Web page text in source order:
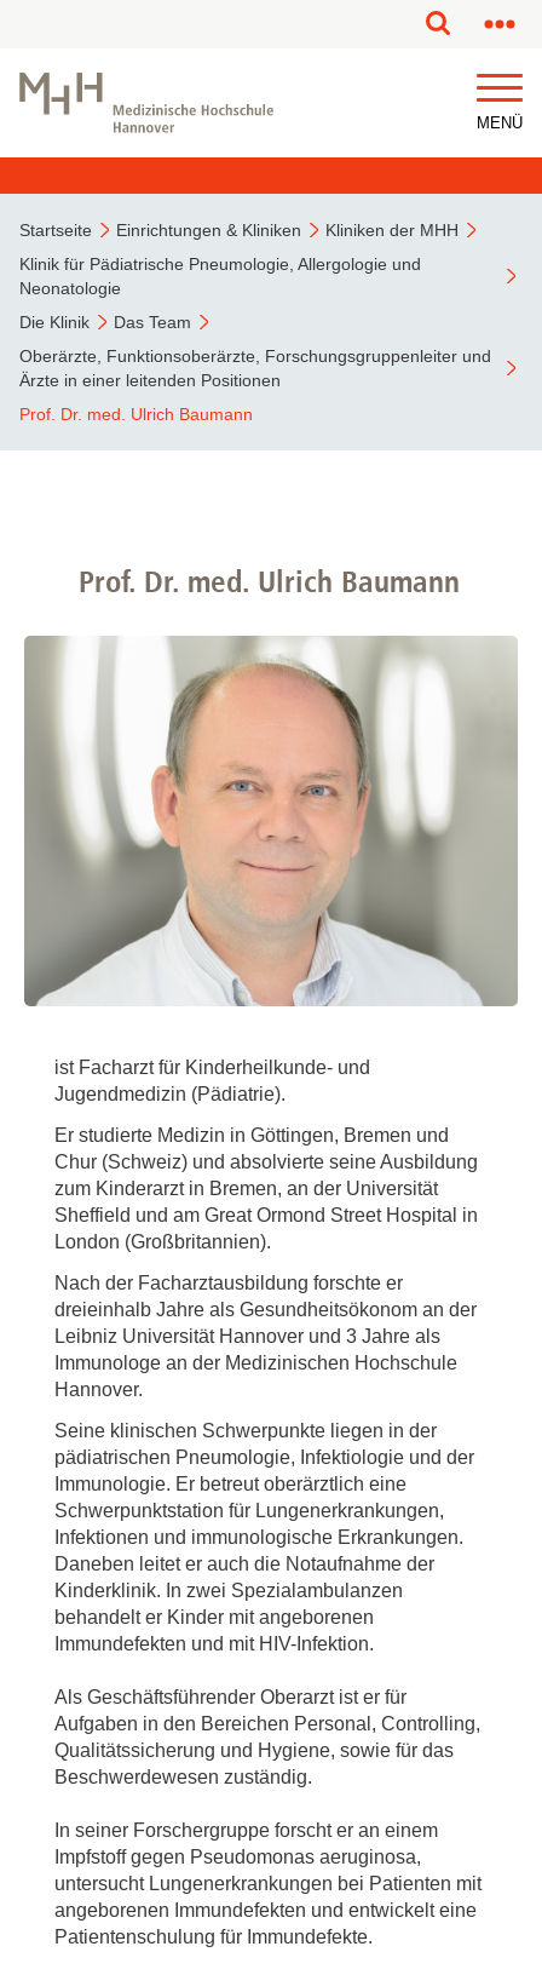
MENÜ
Startseite Einrichtungen & Kliniken
Kliniken der MHH
Klinik für Pädiatrische Pneumologie, Allergologie und
Neonatologie
Die Klinik
Das Team
Oberärzte, Funktionsoberärzte, Forschungsgruppenleiter und
Ärzte in einer leitenden Positionen
Prof. Dr. med. Ulrich Baumann
Prof. Dr. med. Ulrich Baumann
ist Facharzt für Kinderheilkunde- und
Jugendmedizin (Pädiatrie).
Er studierte Medizin in Göttingen, Bremen und
Chur (Schweiz) und absolvierte seine Ausbildung
zum Kinderarzt in Bremen, an der Universität
Sheffield und am Great Ormond Street Hospital in
London (Großbritannien).
Nach der Facharztausbildung forschte er
dreieinhalb Jahre als Gesundheitsökonom an der
Leibniz Universität Hannover und 3 Jahre als
Immunologe an der Medizinischen Hochschule
Hannover.
Seine klinischen Schwerpunkte liegen in der
pädiatrischen Pneumologie, Infektiologie und der
Immunologie. Er betreut oberärztlich eine
Schwerpunktstation für Lungenerkrankungen,
Infektionen und immunologische Erkrankungen.
Daneben leitet er auch die Notaufnahme der
Kinderklinik. In zwei Spezialambulanzen
behandelt er Kinder mit angeborenen
Immundefekten und mit HIV-Infektion.
Als Geschäftsführender Oberarzt ist er für
Aufgaben in den Bereichen Personal, Controlling,
Qualitätssicherung und Hygiene, sowie für das
Beschwerdewesen zuständig.
In seiner Forschergruppe forscht er an einem
Impfstoff gegen Pseudomonas aeruginosa,
untersucht Lungenerkrankungen bei Patienten mit
angeborenen Immundefekten und entwickelt eine
Patientenschulung für Immundefekte.